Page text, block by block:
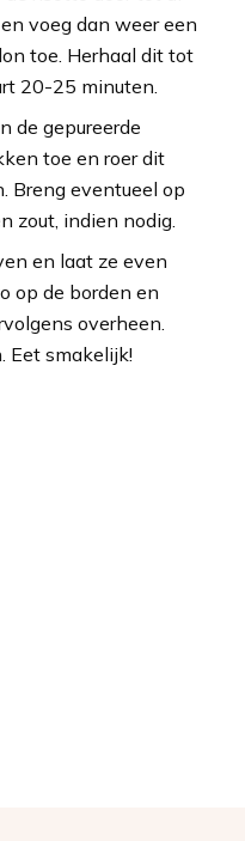
voeg dan weer een
toe. Herhaal dit tot
20-25 minuten.
de gepureerde
toe en roer dit
Breng eventueel op
zout, indien nodig.
en laat ze even
op de borden en
overheen.
Eet smakelijk!